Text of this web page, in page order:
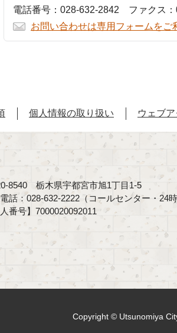
電話番号：028-632-2842 ファクス
お問い合わせは専用フォームをご
個人情報の取り扱い ウェブ
8540 栃木県宇都宮市旭1丁目1-5
話：028-632-2222（コールセンター・24
人番号】7000020092011
Copyright © Utsunomiya